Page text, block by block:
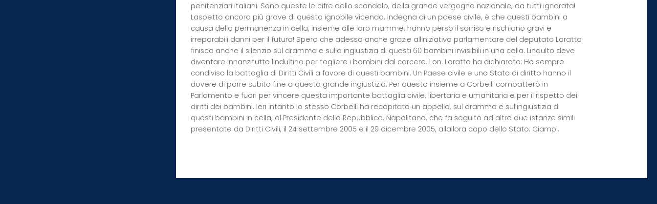
penitenziari italiani. Sono queste le cifre dello scandalo, della grande vergogna nazionale, da tutti ignorata!
Laspetto ancora più grave di questa ignobile vicenda, indegna di un paese civile, è che questi bambini a
causa della permanenza in cella, insieme alle loro mamme, hanno perso il sorriso e rischiano gravi e
irreparabili danni per il futuro! Spero che adesso anche grazie alliniziativa parlamentare del deputato Laratta
finisca anche il silenzio sul dramma e sulla ingiustizia di questi 60 bambini invisibili in una cella. Lindulto deve
diventare innanzitutto lindultino per togliere i bambini dal carcere. Lon. Laratta ha dichiarato: Ho sempre
condiviso la battaglia di Diritti Civili a favore di questi bambini. Un Paese civile e uno Stato di diritto hanno il
dovere di porre subito fine a questa grande ingiustizia. Per questo insieme a Corbelli combatterò in
Parlamento e fuori per vincere questa importante battaglia civile, libertaria e umanitaria e per il rispetto dei
diritti dei bambini. Ieri intanto lo stesso Corbelli ha recapitato un appello, sul dramma e sullingiustizia di
questi bambini in cella, al Presidente della Repubblica, Napolitano, che fa seguito ad altre due istanze simili
presentate da Diritti Civili, il 24 settembre 2005 e il 29 dicembre 2005, allallora capo dello Stato; Ciampi.